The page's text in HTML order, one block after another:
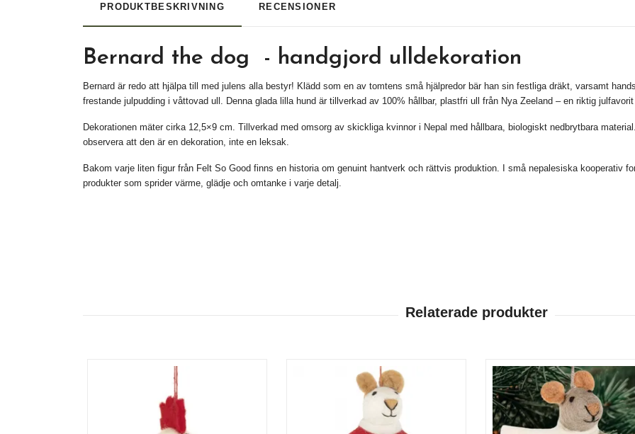
PRODUKTBESKRIVNING RECENSIONER
Bernard the dog - handgjord ulldekoration
Bernard är redo att hjälpa till med julens alla bestyr! Klädd som en av tomtens små hjälpredor bär han sin festliga dräkt, varsamt
frestande julpudding i våttovad ull. Denna glada lilla hund är tillverkad av 100% hållbar, plastfri ull från Nya Zeeland – en riktig julfavorit
Dekorationen mäter cirka 12,5×9 cm. Tillverkad med omsorg av skickliga kvinnor i Nepal med hållbara, biologiskt nedbrytbara
observera att den är en dekoration, inte en leksak.
Bakom varje liten figur från Felt So Good finns en historia om genuint hantverk och rättvis produktion. I små nepalesiska kooperativ
produkter som sprider värme, glädje och omtanke i varje detalj.